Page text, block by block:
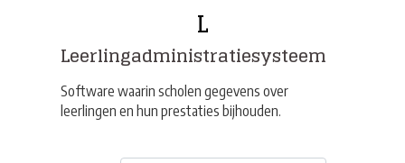
L
Leerlingadministratiesysteem
Software waarin scholen gegevens over
leerlingen en hun prestaties bijhouden.